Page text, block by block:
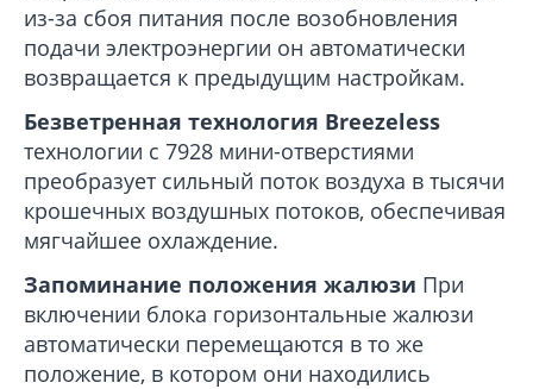
из-за сбоя питания после возобновления
подачи электроэнергии он автоматически
возвращается к предыдущим настройкам.
Безветренная технология Breezeless
технологии с 7928 мини-отверстиями
преобразует сильный поток воздуха в тысячи
крошечных воздушных потоков, обеспечивая
мягчайшее охлаждение.
Запоминание положения жалюзи При
включении блока горизонтальные жалюзи
автоматически перемещаются в то же
положение, в котором они находились